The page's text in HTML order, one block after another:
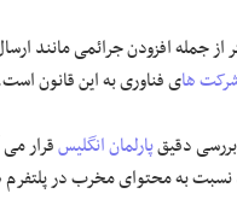
جمله افزودن جرائمی مانند
های فناوری به این قانون
دقیقپارلمان انگلیسقرار
به محتوای مخرب در پلتفرم